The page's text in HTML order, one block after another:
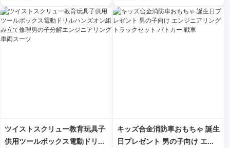
形戦士、ファインスチール、男
の子向け
ーモデル 男の子 3歳 4歳
ツイストスクリュー教育玩具子
供用ツールボックス電動ドリル
キッズ合金消防車おもちゃ 誕生
日プレゼント 男の子向け エン